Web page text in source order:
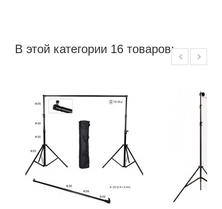
В этой категории 16 товаров: